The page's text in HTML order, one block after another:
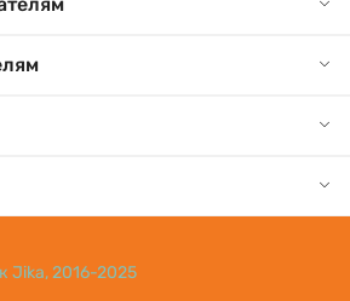
Jika, 2016-2025